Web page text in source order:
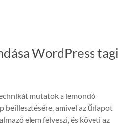
WordPress tagi
mutatok a lemondó
beillesztésére, amivel az űrlapot
elem felveszi, és követi az